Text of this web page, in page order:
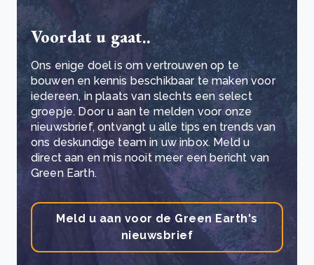
Voordat u gaat..
Ons enige doel is om vertrouwen op te
bouwen en kennis beschikbaar te maken voor
iedereen, in plaats van slechts een select
groepje. Door u aan te melden voor onze
nieuwsbrief, ontvangt u alle tips en trends van
ons deskundige team in uw inbox. Meld u
direct aan en mis nooit meer een bericht van
Green Earth.
Meld u aan voor de Green Earth's
nieuwsbrief